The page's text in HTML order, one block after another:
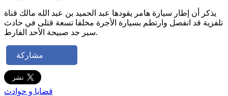
يذكر أن إطار سيارة هامر يقودها عبد الحميد بن عبد الله مالك قناة
تلفزية قد انفصل وارتطم بسيارة الأجرة مخلفا تسعة قتلى في حادث
سير جد صبيحة الأحد الفارط.
مشاركة
قضايا و حوادث